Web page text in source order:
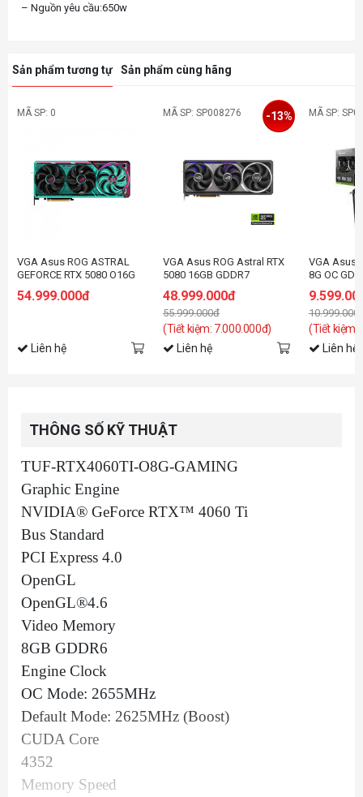
Sản phẩm tương tự Sản phẩm cùng hãng
MÃ SP: 0
VGA Asus ROG ASTRAL
GEFORCE RTX 5080 O16G
54.999.000đ
Liên hệ
MÃ SP: SP008276
VGA Asus ROG Astral RTX
5080 16GB GDDR7
48.999.000đ
55.999.000đ
(Tiết kiệm: 7.000.000đ)
-13%
Liên hệ
MÃ SP:
VGA Asus
8G OC
(Tiết kiệm:
Liên hệ
THÔNG SỐ KỸ THUẬT
TUF-RTX4060TI-O8G-GAMING
Graphic Engine
NVIDIA® GeForce RTX™ 4060 Ti
Bus Standard
PCI Express 4.0
OpenGL
OpenGL®4.6
Video Memory
8GB GDDR6
Engine Clock
OC Mode: 2655MHz
Default Mode: 2625MHz (Boost)
CUDA Core
4352
Memory Speed